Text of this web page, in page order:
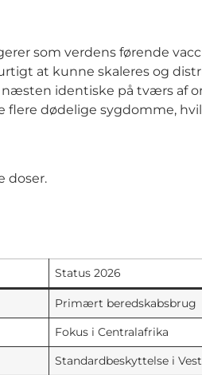
som verdens førende
at kunne skaleres og
identiske på tværs af
dødelige sygdomme,
doser.
Status 2026
Primært beredskabsbrug
Fokus i Centralafrika
Standardbeskyttelse i